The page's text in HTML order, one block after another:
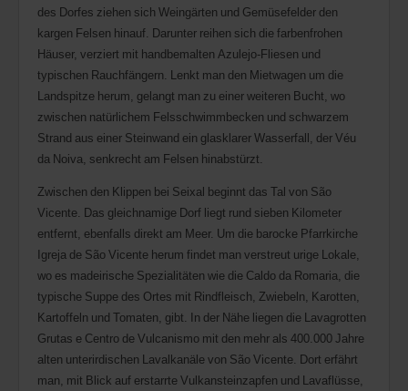
des Dorfes ziehen sich Weingärten und Gemüsefelder den
kargen Felsen hinauf. Darunter reihen sich die farbenfrohen
Häuser, verziert mit handbemalten Azulejo-Fliesen und
typischen Rauchfängern. Lenkt man den Mietwagen um die
Landspitze herum, gelangt man zu einer weiteren Bucht, wo
zwischen natürlichem Felsschwimmbecken und schwarzem
Strand aus einer Steinwand ein glasklarer Wasserfall, der Véu
da Noiva, senkrecht am Felsen hinabstürzt.
Zwischen den Klippen bei Seixal beginnt das Tal von São
Vicente. Das gleichnamige Dorf liegt rund sieben Kilometer
entfernt, ebenfalls direkt am Meer. Um die barocke Pfarrkirche
Igreja de São Vicente herum findet man verstreut urige Lokale,
wo es madeirische Spezialitäten wie die Caldo da Romaria, die
typische Suppe des Ortes mit Rindfleisch, Zwiebeln, Karotten,
Kartoffeln und Tomaten, gibt. In der Nähe liegen die Lavagrotten
Grutas e Centro de Vulcanismo mit den mehr als 400.000 Jahre
alten unterirdischen Lavalkanäle von São Vicente. Dort erfährt
man, mit Blick auf erstarrte Vulkansteinzapfen und Lavaflüsse,